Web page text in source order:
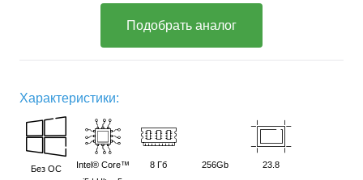
Подобрать аналог
Характеристики:
Без ОС
Intel® Core™
8 Гб 256Gb 23.8